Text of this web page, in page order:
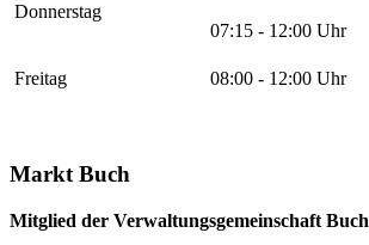
Donnerstag
07:15 - 12:00 Uhr
Freitag 08:00 - 12:00 Uhr
Markt Buch
Mitglied der Verwaltungsgemeinschaft Buch